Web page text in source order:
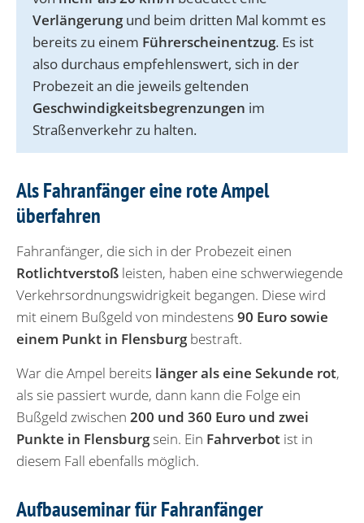
Verlängerungund beim dritten Mal kommt es
bereits zu einem Führerscheinentzug. Es ist
also durchaus empfehlenswert, sich in der
Probezeit an die jeweils geltenden
Geschwindigkeitsbegrenzungen im
Straßenverkehr zu halten.
Als Fahranfänger eine rote Ampel
überfahren
Fahranfänger, die sich in der Probezeit einen
Rotlichtverstoß leisten, haben eine schwerwiegende
Verkehrsordnungswidrigkeit begangen. Diese wird
mit einem Bußgeld von mindestens 90 Euro sowie
einem Punkt in Flensburgbestraft.
War die Ampel bereits länger als eine Sekunde rot,
als sie passiert wurde, dann kann die Folge ein
Bußgeld zwischen 200 und 360 Euro und zwei
Punkte in Flensburgsein. Ein Fahrverbot ist in
diesem Fall ebenfalls möglich.
Aufbauseminar für Fahranfänger